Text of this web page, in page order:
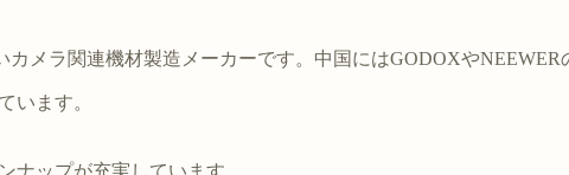
カメラ関連機材製造メーカーです。中国にはGODOXや
います。
ナップが充実しています。